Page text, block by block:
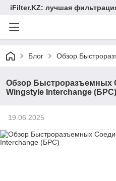
iFilter.KZ: лучшая
Блог Обзор
Обзор Быстроразъемных
Wingstyle Interchange (БРС)
19.06.2025